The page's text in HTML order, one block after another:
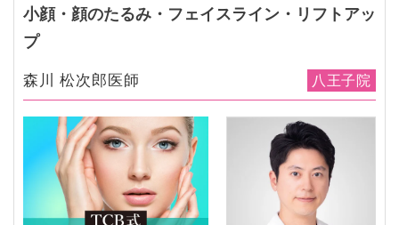
小顔・顔のたるみ・フェイスライン・リフトアッ
プ
森川 松次郎医師 八王子院